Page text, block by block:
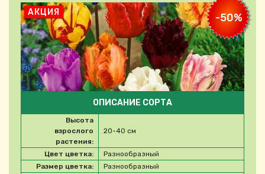
АКЦИЯ -50%
ОПИСАНИЕ СОРТА
Высота
взрослого
растения:
20-40 см
Цвет цветка:
Разнообразный
Размер цветка:
Разнообразный